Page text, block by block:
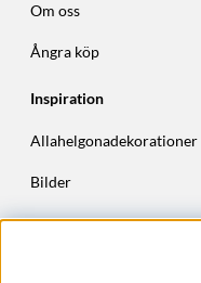
Om oss
Ångra köp
Inspiration
Allahelgonadekorationer
Bilder
Höstkransar